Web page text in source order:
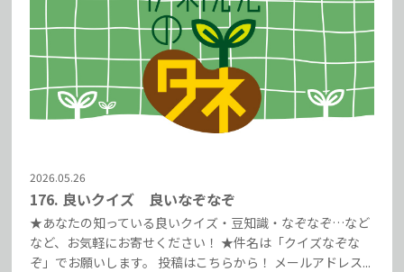
2026.05.26
176. 良いクイズ 良いなぞなぞ
★あなたの知っている良いクイズ・豆知識・なぞなぞ…など
など、お気軽にお寄せください！ ★件名は「クイズなぞな
ぞ」でお願いします。 投稿はこちらから！ メールアドレス...